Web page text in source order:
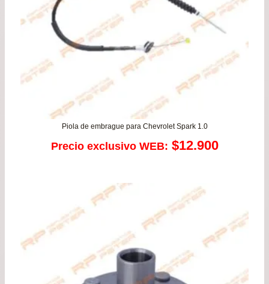
Piola de embrague para Chevrolet Spark 1.0
Precio exclusivo WEB: $12.900